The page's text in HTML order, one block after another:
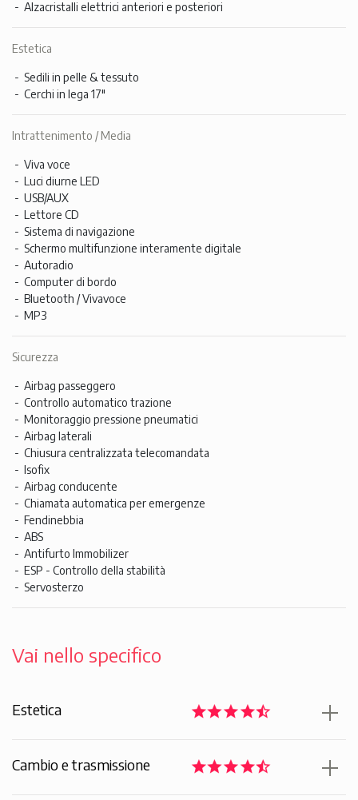
Alzacristalli elettrici anteriori e posteriori
Estetica
Sedili in pelle & tessuto
Cerchi in lega 17"
Intrattenimento / Media
Viva voce
Luci diurne LED
USB/AUX
Lettore CD
Sistema di navigazione
Schermo multifunzione interamente digitale
Autoradio
Computer di bordo
Bluetooth / Vivavoce
MP3
Sicurezza
Airbag passeggero
Controllo automatico trazione
Monitoraggio pressione pneumatici
Airbag laterali
Chiusura centralizzata telecomandata
Isofix
Airbag conducente
Chiamata automatica per emergenze
Fendinebbia
ABS
Antifurto Immobilizer
ESP - Controllo della stabilità
Servosterzo
Vai nello specifico
Estetica
Cambio e trasmissione